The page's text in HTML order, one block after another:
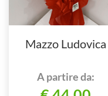
Mazzo Ludovica
A partire da: